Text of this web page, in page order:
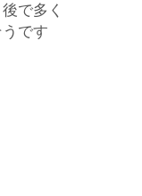
で多く
です